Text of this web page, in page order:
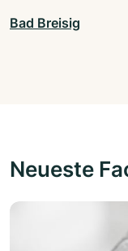
Bad Breisig
Neueste